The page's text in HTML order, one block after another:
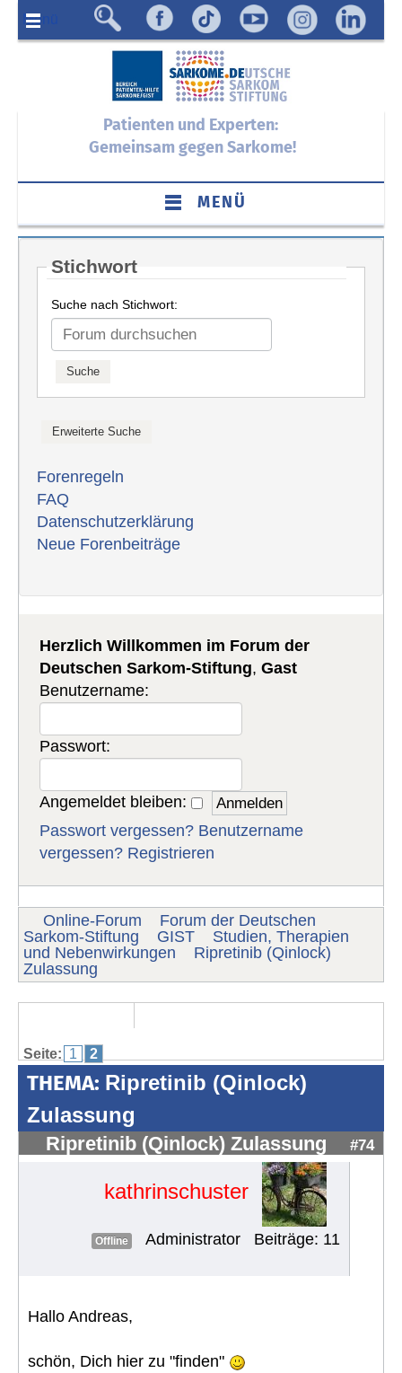
Menü
Patienten und Experten:
Gemeinsam gegen Sarkome!
MENÜ
Stichwort
Suche nach Stichwort:
Forenregeln
FAQ
Datenschutzerklärung
Neue Forenbeiträge
Herzlich Willkommen im Forum der
Deutschen Sarkom-Stiftung,Gast
Benutzername:
Passwort:
Angemeldet bleiben:
Passwort vergessen? Benutzername
vergessen? Registrieren
Online-Forum
Forum der Deutschen
Sarkom-Stiftung
GIST
Studien, Therapien
und Nebenwirkungen
Ripretinib (Qinlock)
Zulassung
Seite: 1 2
THEMA: Ripretinib (Qinlock)
Zulassung
Ripretinib (Qinlock) Zulassung #74
kathrinschuster
Offline Administrator Beiträge: 11
Hallo Andreas,
schön, Dich hier zu "finden"